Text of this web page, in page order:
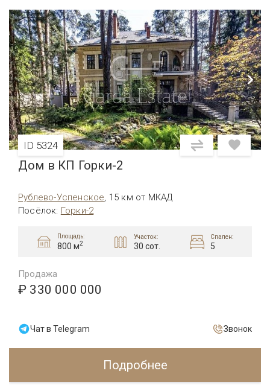
ID 5324
Дом в КП Горки-2
Рублево-Успенское, 15 км от МКАД
Посёлок: Горки-2
Площадь:
800 м2
Участок:
30 сот.
Спален:
5
Продажа
₽ 330 000 000
Чат в Telegram Звонок
Подробнее